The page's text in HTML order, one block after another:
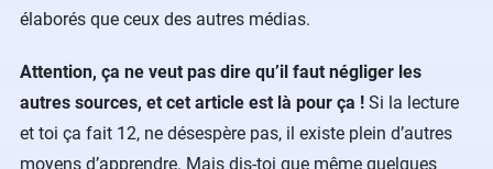
élaborés que ceux des autres médias.
Attention, ça ne veut pas dire qu’il faut négliger les
autres sources, et cet article est là pour ça ! Si la lecture
et toi ça fait 12, ne désespère pas, il existe plein d’autres
moyens d’apprendre. Mais dis-toi que même quelques